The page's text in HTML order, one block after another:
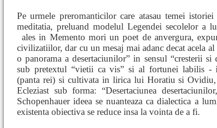
Pe urmele preromanticilor care atasau temei
meditatia, preluand modelul Legendei secolelor a
ales in Memento mori un poet de anvergura,
civilizatiilor, dar cu un mesaj mai adanc decat acela
o panorama a desertaciunilor” in sensul “cresterii si
sub pretextul “vietii ca vis” si al fortunei labilis -
(panta rei) si cultivata in lirica lui Horatiu si
Ecleziast sub forma: “Desertaciunea
Schopenhauer ideea se nuanteaza ca dialectica a
existenta obiectiva se reduce insa la vointa de a fi.